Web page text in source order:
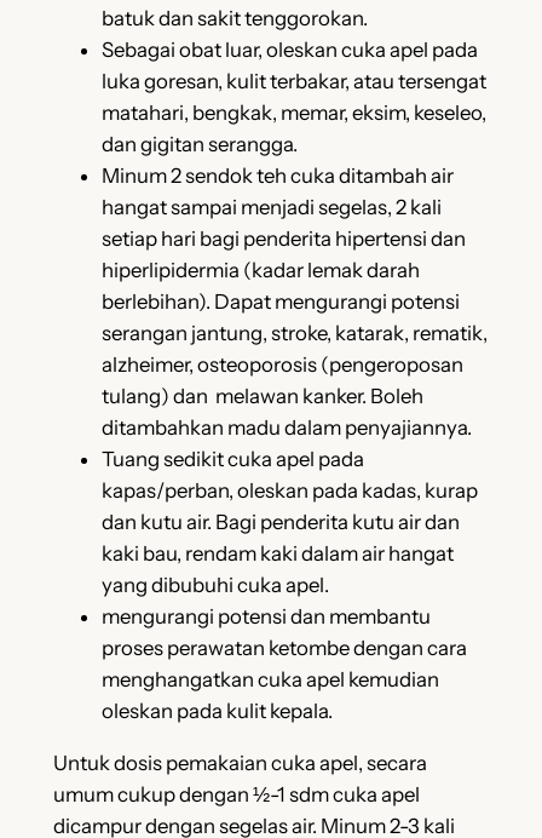
batuk dan sakit tenggorokan.
Sebagai obat luar, oleskan cuka apel pada
luka goresan, kulit terbakar, atau tersengat
matahari, bengkak, memar, eksim, keseleo,
dan gigitan serangga.
Minum 2 sendok teh cuka ditambah air
hangat sampai menjadi segelas, 2 kali
setiap hari bagi penderita hipertensi dan
hiperlipidermia (kadar lemak darah
berlebihan). Dapat mengurangi potensi
serangan jantung, stroke, katarak, rematik,
alzheimer, osteoporosis (pengeroposan
tulang) dan melawan kanker. Boleh
ditambahkan madu dalam penyajiannya.
Tuang sedikit cuka apel pada
kapas/perban, oleskan pada kadas, kurap
dan kutu air. Bagi penderita kutu air dan
kaki bau, rendam kaki dalam air hangat
yang dibubuhi cuka apel.
mengurangi potensi dan membantu
proses perawatan ketombe dengan cara
menghangatkan cuka apel kemudian
oleskan pada kulit kepala.
Untuk dosis pemakaian cuka apel, secara
umum cukup dengan ½-1 sdm cuka apel
dicampur dengan segelas air. Minum 2-3 kali